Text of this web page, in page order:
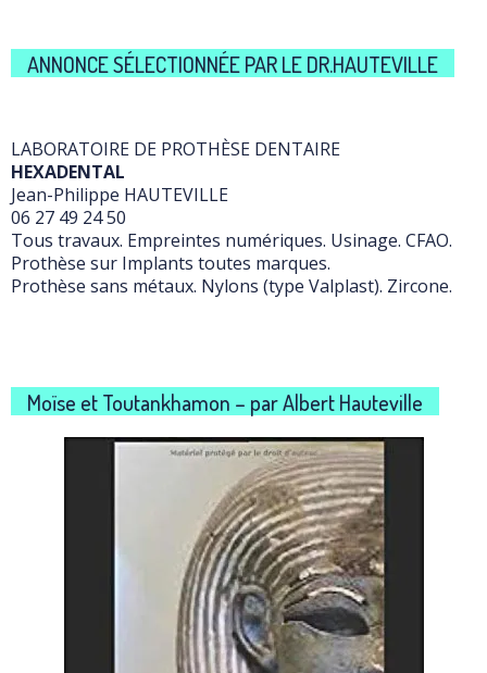
ANNONCE SÉLECTIONNÉE PAR LE DR.HAUTEVILLE
LABORATOIRE DE PROTHÈSE DENTAIRE
HEXADENTAL
Jean-Philippe HAUTEVILLE
06 27 49 24 50
Tous travaux. Empreintes numériques. Usinage. CFAO.
Prothèse sur Implants toutes marques.
Prothèse sans métaux. Nylons (type Valplast). Zircone.
Moïse et Toutankhamon – par Albert Hauteville